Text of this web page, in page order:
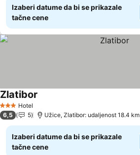
Izaberi datume da bi se prikazale
tačne cene
3 Zvezdice
Hotel
Zlatibor
6,5 5 Užice, Zlatibor: udaljenost 18.4 km
Izaberi datume da bi se prikazale
tačne cene